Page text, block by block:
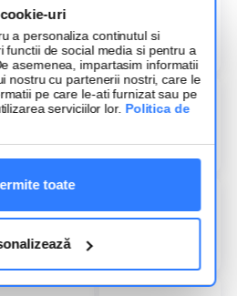
uri
a personaliza continutul si
functii de social media si pentru a
asemenea, impartasim informatii
nostru cu partenerii nostri, care le
pe care le-ati furnizat sau pe
serviciilor lor. Politica de
toate